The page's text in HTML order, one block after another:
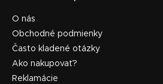
O nás
Obchodné podmienky
Často kladené otázky
Ako nakupovať?
Reklamácie